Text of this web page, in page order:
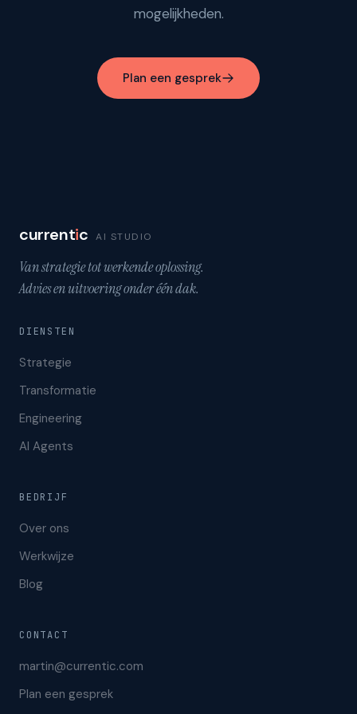
mogelijkheden.
Plan een gesprek
currentic AI STUDIO
Van strategie tot werkende oplossing.
Advies en uitvoering onder één dak.
DIENSTEN
Strategie
Transformatie
Engineering
AI Agents
BEDRIJF
Over ons
Werkwijze
Blog
CONTACT
martin@currentic.com
Plan een gesprek